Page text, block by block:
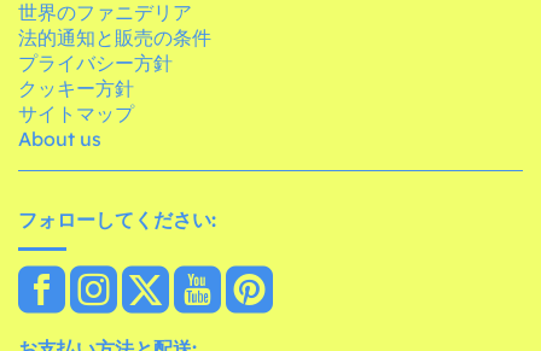
世界のファニデリア
法的通知と販売の条件
プライバシー方針
クッキー方針
サイトマップ
About us
フォローしてください: